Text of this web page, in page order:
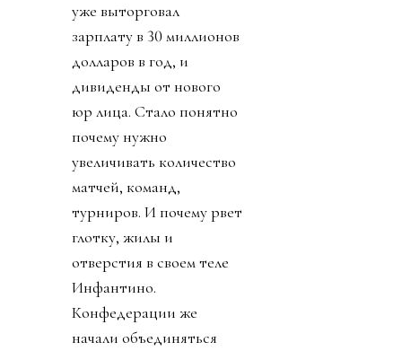
уже выторговал
зарплату в 30 миллионов
долларов в год, и
дивиденды от нового
юр лица. Стало понятно
почему нужно
увеличивать количество
матчей, команд,
турниров. И почему рвет
глотку, жилы и
отверстия в своем теле
Инфантино.
Конфедерации же
начали объединяться